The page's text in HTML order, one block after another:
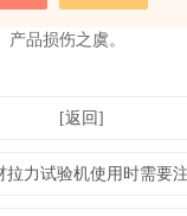
本仪器与地线相连。
品损伤之虞。
[返回]
拉力试验机使用时需要